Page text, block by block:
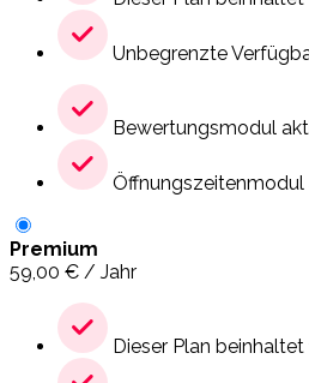
Unbegrenzte
Bewertungsmodul
Öffnungszeitenmodul
Premium
59,00 € / Jahr
Dieser Plan